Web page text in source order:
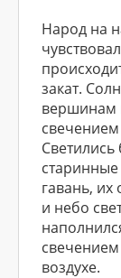
Народ на
закат.
вершинам
свечением
гавань,
и небо
свечением
воздухе.